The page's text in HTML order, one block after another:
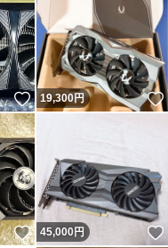
いいね！
19,300円
いいね！
45,000円